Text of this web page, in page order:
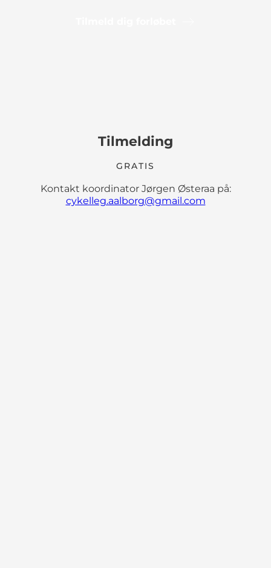
Tilmelding
GRATIS
Kontakt koordinator Jørgen Østeraa på:
cykelleg.aalborg@gmail.com